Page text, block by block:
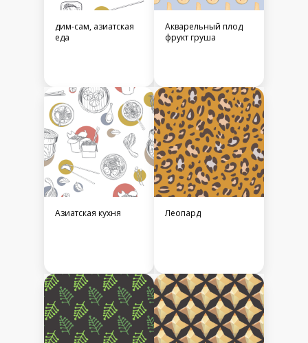
дим-сам, азиатская
еда
Акварельный плод
фрукт груша
Азиатская кухня Леопард